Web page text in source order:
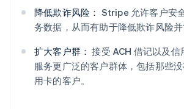
降低欺诈风险： Stripe 允许客户安
务数据，从而有助于降低欺诈风险并
扩大客户群： 接受 ACH 借记以及信
服务更广泛的客户群体，包括那些
用卡的客户。